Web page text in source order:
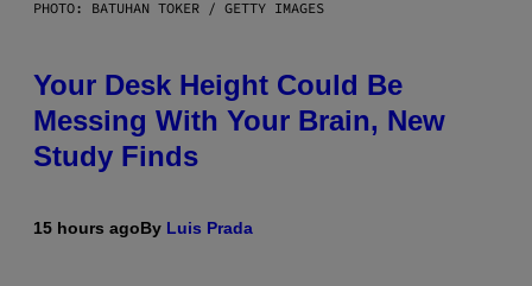
PHOTO: BATUHAN TOKER / GETTY IMAGES
Your Desk Height Could Be
Messing With Your Brain, New
Study Finds
15 hours agoBy Luis Prada